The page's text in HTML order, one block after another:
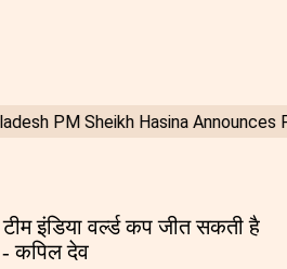
इंडिया वर्ल्ड कप जीत सकती है
- कपिल देव